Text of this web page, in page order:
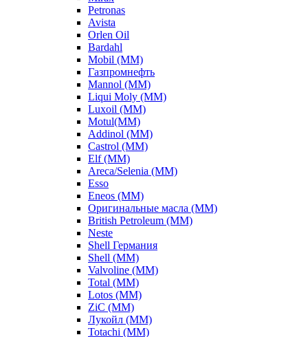
Petronas
Avista
Orlen Oil
Bardahl
Mobil (ММ)
Газпромнефть
Mannol (ММ)
Liqui Moly (ММ)
Luxoil (ММ)
Motul(ММ)
Addinol (ММ)
Castrol (ММ)
Elf (ММ)
Areca/Selenia (ММ)
Esso
Eneos (ММ)
Оригинальные масла (ММ)
British Petroleum (ММ)
Neste
Shell Германия
Shell (ММ)
Valvoline (ММ)
Total (ММ)
Lotos (ММ)
ZiC (ММ)
Лукойл (ММ)
Totachi (MM)